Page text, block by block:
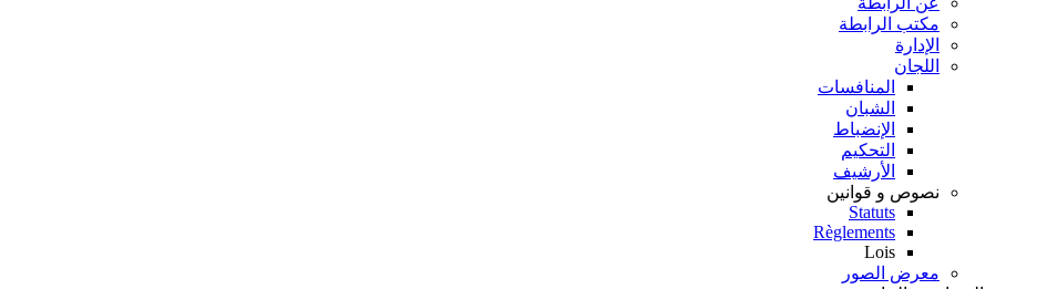
مكتب الرابطة
الإدارة
اللجان
المنافسات
الشبان
الإنضباط
التحكيم
الأرشيف
نصوص و قوانين
Statuts
Règlements
Lois
معرض الصور